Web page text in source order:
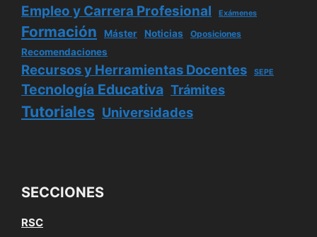
Empleo y Carrera Profesional Exámenes
Formación Máster Noticias Oposiciones
Recomendaciones
Recursos y Herramientas Docentes SEPE
Tecnología Educativa Trámites
Tutoriales Universidades
SECCIONES
RSC